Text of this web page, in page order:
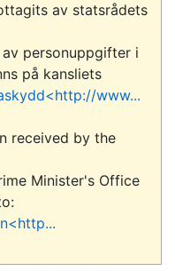
av statsrådets
personuppgifter i
på kansliets
www...
received by the
Minister's Office